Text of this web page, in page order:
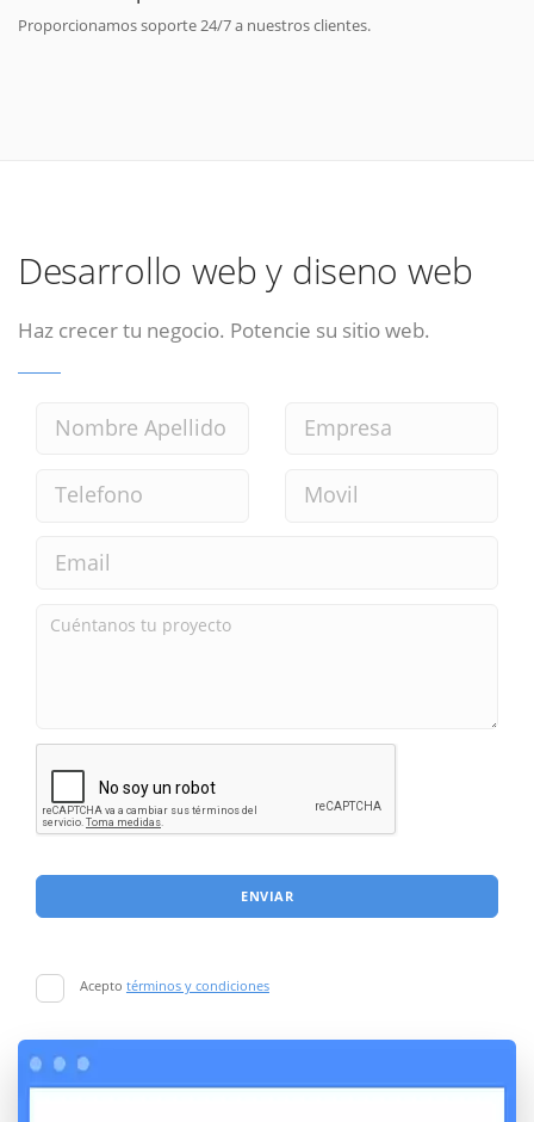
Proporcionamos soporte 24/7 a nuestros clientes.
Desarrollo web y diseno web
Haz crecer tu negocio. Potencie su sitio web.
ENVIAR
Acepto términos y condiciones